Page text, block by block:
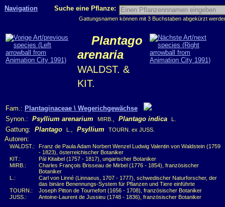
Navigation Suche eine Pflanze:
Gattungsnamen können mit 3 Buchstaben abgekürzt
Plantago
arenaria
WALDST. &
KIT.
Fam.: Plantaginaceae \ Wegerichgewächse
Synon.: Psyllium arenarium MIRB. , Plantago indica L.
Gattung: Plantago L. , Psyllium TOURN. ex JUSS.
Autoren:
WALDST.:
Franz de Paula Adam Norbert Wenzel Ludwig Valentin von Waldstein (1759
- 1823), österreichischer Botaniker
KIT.:
Pál Kitaibel (1757 - 1817), ungarischer Botaniker
MIRB.:
Charles François Brisseau de Mirbel (1776 - 1854), französischer
Botaniker
L.:
Carl von Linné (Linnaeus, 1707 - 1777), schwedischer Naturforscher, der
das binäre Benennungs-System für Pflanzen und Tiere einführte
TOURN.:
Joseph Pitton de Tournefort (1656 - 1708), französischer Botaniker
JUSS.:
Antoine-Laurent de Jussieu (1748 - 1836), französischer Botaniker